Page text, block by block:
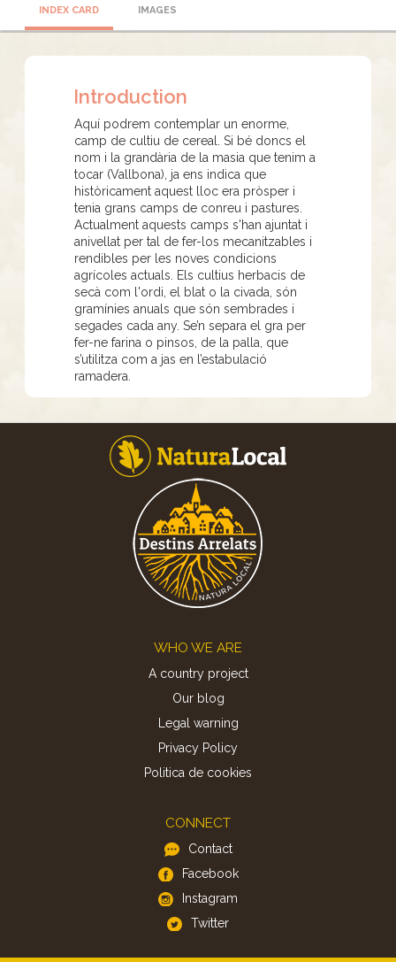
INDEX CARD IMAGES
Introduction
Aquí podrem contemplar un enorme,
camp de cultiu de cereal. Si bé doncs el
nom i la grandària de la masia que tenim a
tocar (Vallbona), ja ens indica que
històricament aquest lloc era pròsper i
tenia grans camps de conreu i pastures.
Actualment aquests camps s'han ajuntat i
anivellat per tal de fer-los mecanitzables i
rendibles per les noves condicions
agrícoles actuals. Els cultius herbacis de
secà com l'ordi, el blat o la civada, són
gramínies anuals que són sembrades i
segades cada any. Se’n separa el gra per
fer-ne farina o pinsos, de la palla, que
s’utilitza com a jas en l’estabulació
ramadera.
WHO WE ARE
A country project
Our blog
Legal warning
Privacy Policy
Politica de cookies
CONNECT
Contact
Facebook
Instagram
Twitter